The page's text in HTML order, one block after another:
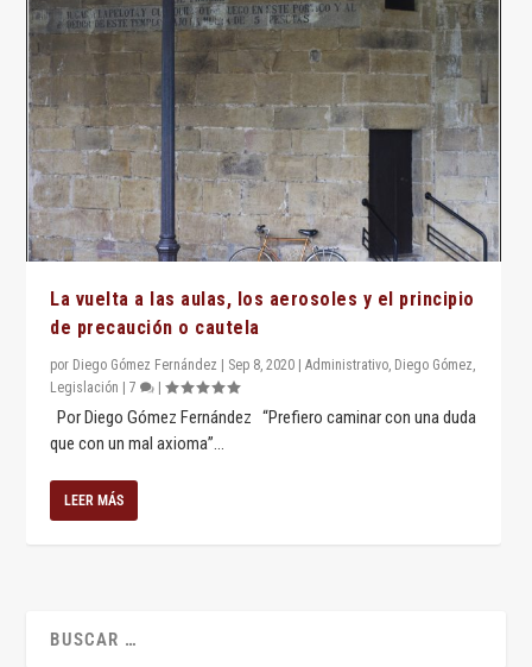
La vuelta a las aulas, los aerosoles y el principio
de precaución o cautela
por Diego Gómez Fernández | Sep 8, 2020 |Administrativo Diego Gómez
Legislación |7 |
Por Diego Gómez Fernández “Prefiero caminar con una duda
que con un mal axioma”...
LEER MÁS